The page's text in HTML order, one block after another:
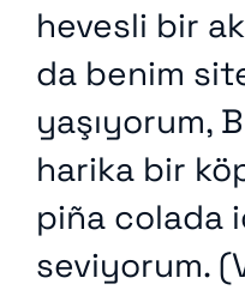
hevesli bir
da benim
yaşıyorum,
harika bir
piña colada
seviyorum.